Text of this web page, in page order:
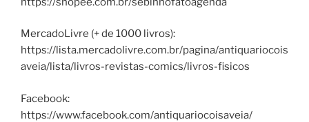
MercadoLivre (+ de 1000 livros):
https://lista.mercadolivre.com.br/pagina/antiquariocois
aveia/lista/livros-revistas-comics/livros-fisicos
Facebook:
https://www.facebook.com/antiquariocoisaveia/